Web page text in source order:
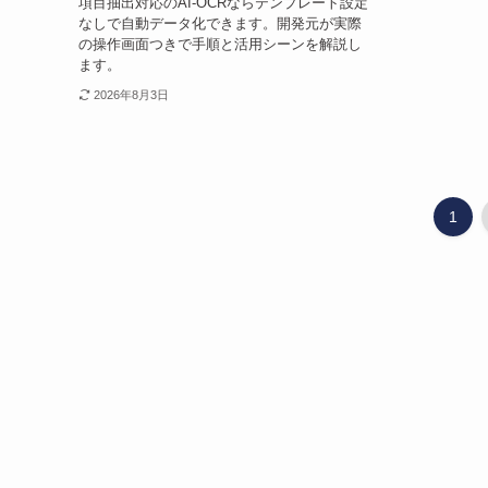
なしで自動データ化できます。開発元が実際
の操作画面つきで手順と活用シーンを解説し
ます。
2026年8月3日
1